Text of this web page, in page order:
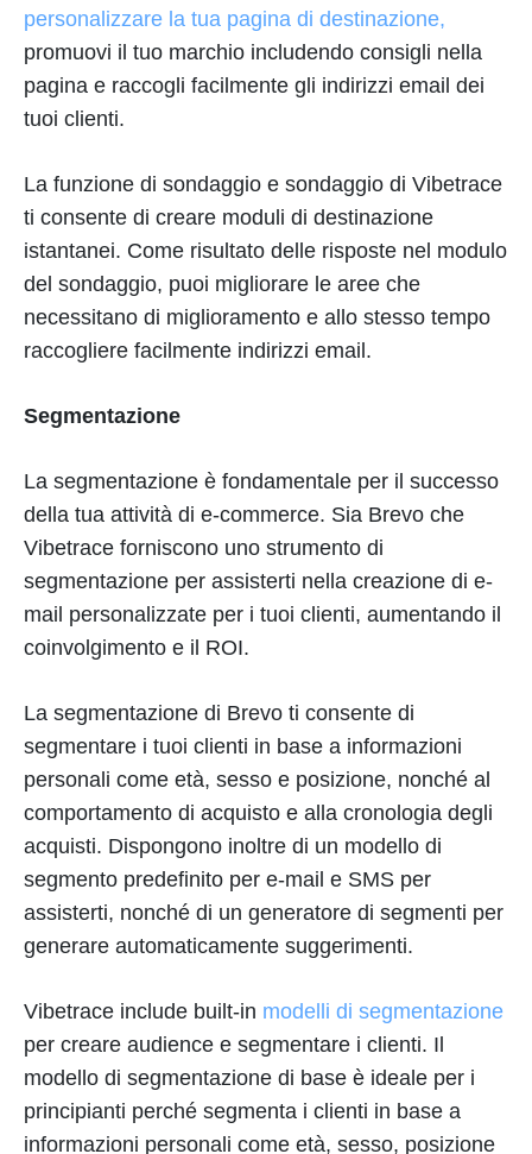
personalizzare la tua pagina di destinazione,
promuovi il tuo marchio includendo consigli nella
pagina e raccogli facilmente gli indirizzi email dei
tuoi clienti.
La funzione di sondaggio e sondaggio di Vibetrace
ti consente di creare moduli di destinazione
istantanei. Come risultato delle risposte nel modulo
del sondaggio, puoi migliorare le aree che
necessitano di miglioramento e allo stesso tempo
raccogliere facilmente indirizzi email.
Segmentazione
La segmentazione è fondamentale per il successo
della tua attività di e-commerce. Sia Brevo che
Vibetrace forniscono uno strumento di
segmentazione per assisterti nella creazione di e-
mail personalizzate per i tuoi clienti, aumentando il
coinvolgimento e il ROI.
La segmentazione di Brevo ti consente di
segmentare i tuoi clienti in base a informazioni
personali come età, sesso e posizione, nonché al
comportamento di acquisto e alla cronologia degli
acquisti. Dispongono inoltre di un modello di
segmento predefinito per e-mail e SMS per
assisterti, nonché di un generatore di segmenti per
generare automaticamente suggerimenti.
Vibetrace include built-in modelli di segmentazione
per creare audience e segmentare i clienti. Il
modello di segmentazione di base è ideale per i
principianti perché segmenta i clienti in base a
informazioni personali come età, sesso, posizione